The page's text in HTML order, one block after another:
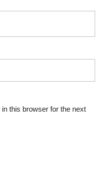
this browser for the next